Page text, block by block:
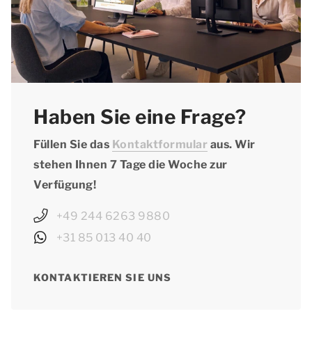
Haben Sie eine Frage?
Füllen Sie das Kontaktformular aus. Wir
stehen Ihnen 7 Tage die Woche zur
Verfügung!
+49 244 6263 9880
+31 85 013 40 40
KONTAKTIEREN SIE UNS